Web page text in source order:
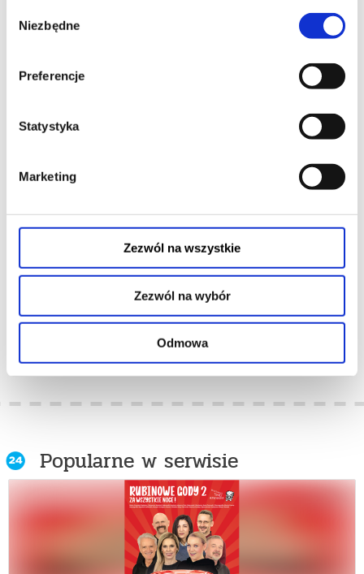
zgody
Niezbędne
Preferencje
Statystyka
Marketing
Zezwól na wszystkie
Zezwól na wybór
Odmowa
DESZCZOWA PIOSENKA DESZCZOWA PIOSENKA
info
VIRTUOSO
06.11.2026, Poznań
kup bilet
VIRTUOSO
07.11.2026, Poznań
kup bilet
więcej
Popularne w serwisie